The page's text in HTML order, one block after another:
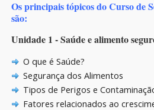
Os principais tópicos do Curso de
são:
Unidade 1 - Saúde e alimento
O que é Saúde?
Segurança dos Alimentos
Tipos de Perigos e
Fatores relacionados ao